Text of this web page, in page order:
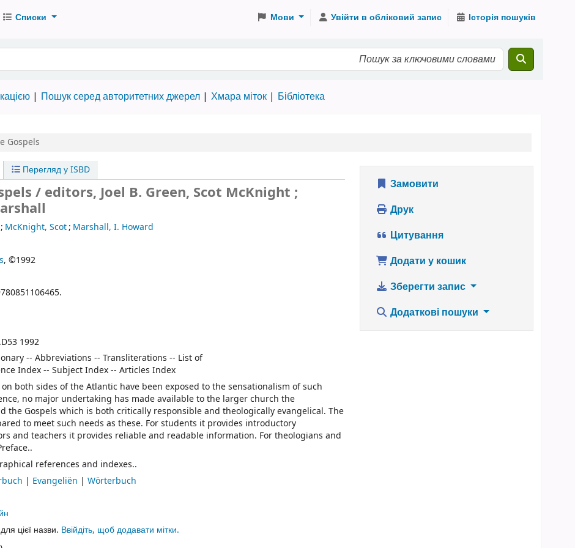
Списки Мови Увійти в обліковий запис Історія пошуків
словами
Пошук серед авторитетних джерел Хмара міток Бібліотека
Gospels
Перегляд у ISBD
/ editors, Joel B. Green, Scot McKnight ;
; McKnight, Scot; Marshall, I. Howard
, ©1992
1992
-- Abbreviations -- Transliterations -- List of
Index -- Subject Index -- Articles Index
both sides of the Atlantic have been exposed to the sensationalism of such
no major undertaking has made available to the larger church the
the Gospels which is both critically responsible and theologically evangelical. The
to meet such needs as these. For students it provides introductory
and teachers it provides reliable and readable information. For theologians and
references and indexes..
| Evangeliën | Wörterbuch
цієї назви. Ввійдіть, щоб додавати мітки.
Замовити
Друк
Цитування
Додати у кошик
Зберегти запис
Додаткові пошуки